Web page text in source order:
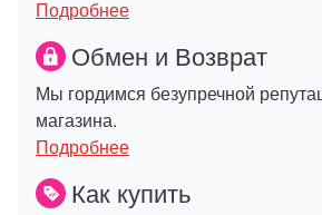
Подробнее
Обмен и Возврат
Мы гордимся безупречной
магазина.
Подробнее
Как купить